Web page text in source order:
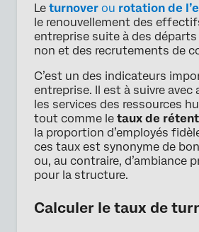
Le turnover ou rotation de
le renouvellement des
entreprise suite à des
non et des recrutements de
C’est un des indicateurs
entreprise. Il est à suivre
les services des ressources
tout comme le taux de
la proportion d’employés
ces taux est synonyme de
ou, au contraire, d’ambiance
pour la structure.
Calculer le taux de